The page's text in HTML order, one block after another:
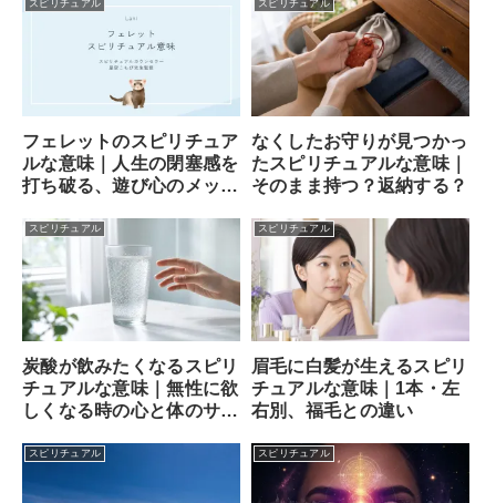
スピリチュアル
フェレットのスピリチュア
ルな意味｜人生の閉塞感を
打ち破る、遊び心のメッセ
スピリチュアル
なくしたお守りが見つかっ
たスピリチュアルな意味｜
そのまま持つ？返納する？
スピリチュアル
炭酸が飲みたくなるスピリ
チュアルな意味｜無性に欲
しくなる時の心と体のサイ
スピリチュアル
眉毛に白髪が生えるスピリ
チュアルな意味｜1本・左
右別、福毛との違い
スピリチュアル スピリチュアル